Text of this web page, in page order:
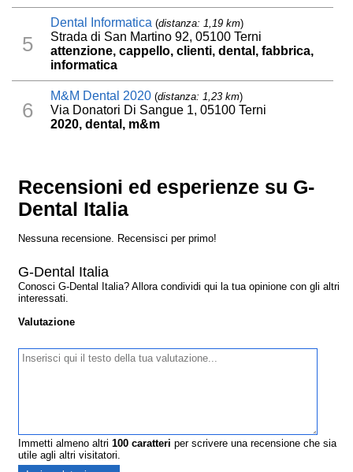
5
Dental Informatica (distanza: 1,19 km)
Strada di San Martino 92, 05100 Terni
attenzione, cappello, clienti, dental, fabbrica,
informatica
6
M&M Dental 2020 (distanza: 1,23 km)
Via Donatori Di Sangue 1, 05100 Terni
2020, dental, m&m
Recensioni ed esperienze su G-
Dental Italia
Nessuna recensione. Recensisci per primo!
G-Dental Italia
Conosci G-Dental Italia? Allora condividi qui la tua opinione con gli altri
interessati.
Valutazione
Immetti almeno altri100 caratteri per scrivere una recensione che sia
utile agli altri visitatori.